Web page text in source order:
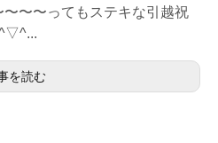
〜〜ってもステキな引越祝
を読む